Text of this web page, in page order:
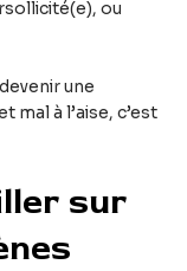
ou
une
mal à l’aise, c’est
sur